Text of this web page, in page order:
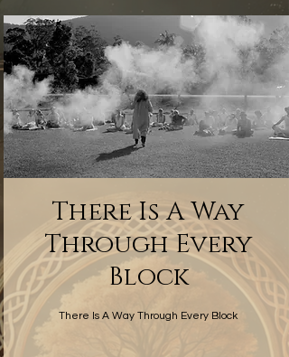
There Is A Way
Through Every
Block
There Is A Way Through Every Block